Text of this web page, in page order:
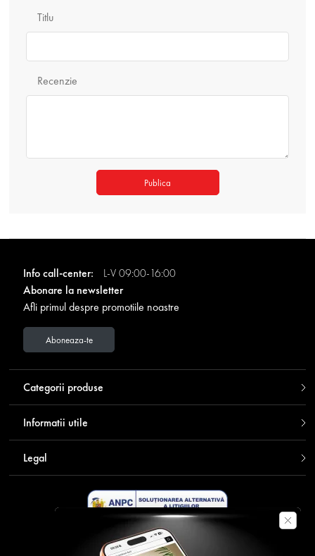
Titlu
Recenzie
Publica
Info call-center:
L-V 09:00-16:00
Abonare la newsletter
Afli primul despre promotiile noastre
Aboneaza-te
Categorii produse
Informatii utile
Legal
Descarca aplicatia Contakt